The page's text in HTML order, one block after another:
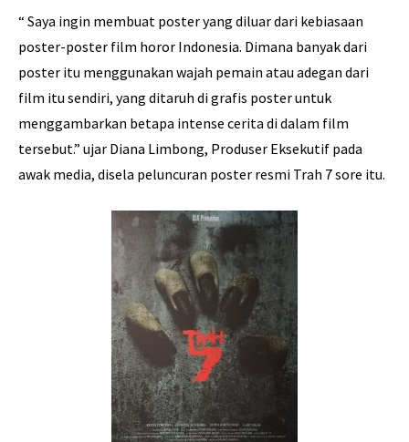
“ Saya ingin membuat poster yang diluar dari kebiasaan
poster-poster film horor Indonesia. Dimana banyak dari
poster itu menggunakan wajah pemain atau adegan dari
film itu sendiri, yang ditaruh di grafis poster untuk
menggambarkan betapa intense cerita di dalam film
tersebut.” ujar Diana Limbong, Produser Eksekutif pada
awak media, disela peluncuran poster resmi Trah 7 sore itu.